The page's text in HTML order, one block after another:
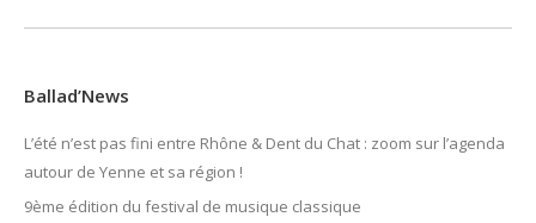
Ballad’News
L’été n’est pas fini entre Rhône & Dent du Chat : zoom sur l’agenda
autour de Yenne et sa région !
9ème édition du festival de musique classique